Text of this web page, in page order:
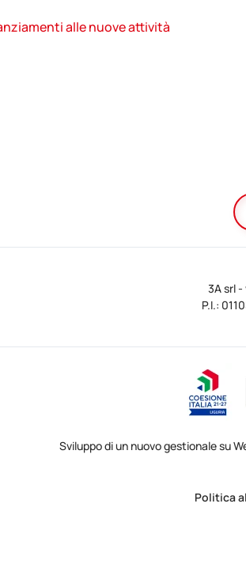
3A srl -
P.I.:
Sviluppo di un nuovo gestionale su
Politica